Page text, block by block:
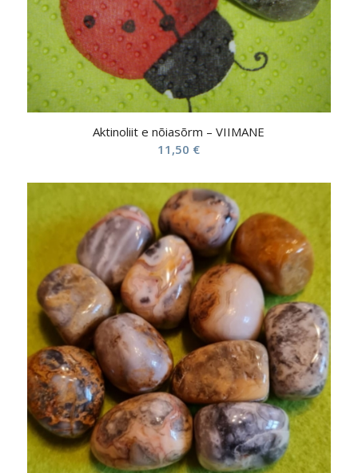
Aktinoliit e nõiasõrm – VIIMANE
11,50 €